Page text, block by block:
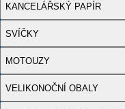
KANCELÁŘSKÝ PAPÍR
SVÍČKY
MOTOUZY
VELIKONOČNÍ OBALY